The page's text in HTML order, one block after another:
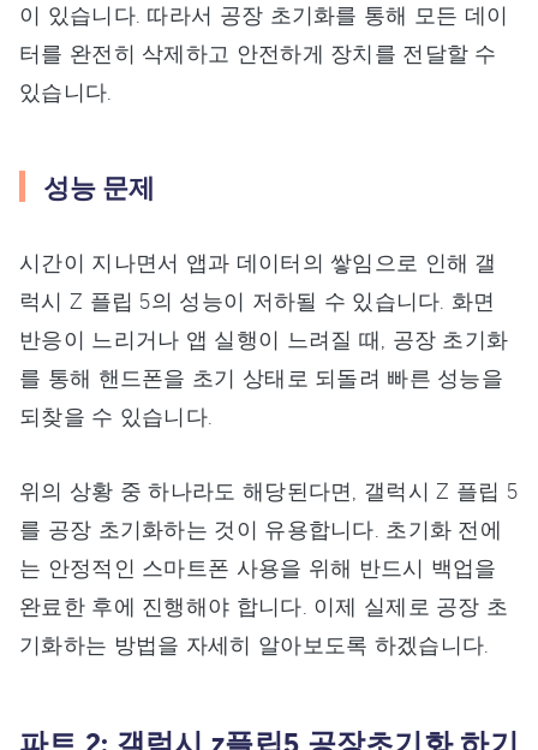
이 있습니다. 따라서 공장 초기화를 통해 모든 데이
터를 완전히 삭제하고 안전하게 장치를 전달할 수
있습니다.
성능 문제
시간이 지나면서 앱과 데이터의 쌓임으로 인해 갤
럭시 Z 플립 5의 성능이 저하될 수 있습니다. 화면
반응이 느리거나 앱 실행이 느려질 때, 공장 초기화
를 통해 핸드폰을 초기 상태로 되돌려 빠른 성능을
되찾을 수 있습니다.
위의 상황 중 하나라도 해당된다면, 갤럭시 Z 플립 5
를 공장 초기화하는 것이 유용합니다. 초기화 전에
는 안정적인 스마트폰 사용을 위해 반드시 백업을
완료한 후에 진행해야 합니다. 이제 실제로 공장 초
기화하는 방법을 자세히 알아보도록 하겠습니다.